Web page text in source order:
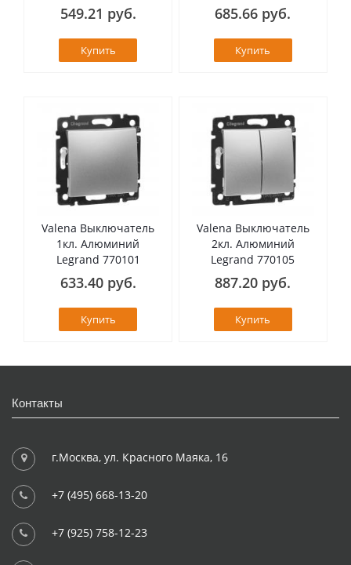
549.21 руб.
Купить
685.66 руб.
Купить
Valena Выключатель
1кл. Алюминий
Legrand 770101
633.40 руб.
Купить
Valena Выключатель
2кл. Алюминий
Legrand 770105
887.20 руб.
Купить
Контакты
г.Москва, ул. Красного Маяка, 16
+7 (495) 668-13-20
+7 (925) 758-12-23